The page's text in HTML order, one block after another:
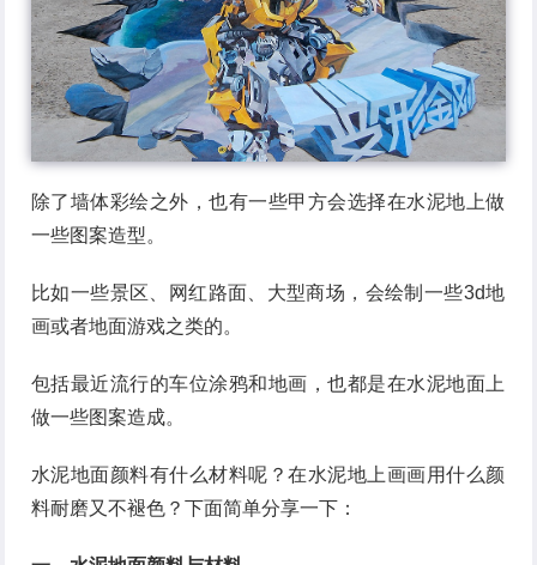
除了墙体彩绘之外，也有一些甲方会选择在水泥地上做
一些图案造型。
比如一些景区、网红路面、大型商场，会绘制一些3d地
画或者地面游戏之类的。
包括最近流行的车位涂鸦和地画，也都是在水泥地面上
做一些图案造成。
水泥地面颜料有什么材料呢？在水泥地上画画用什么颜
料耐磨又不褪色？下面简单分享一下：